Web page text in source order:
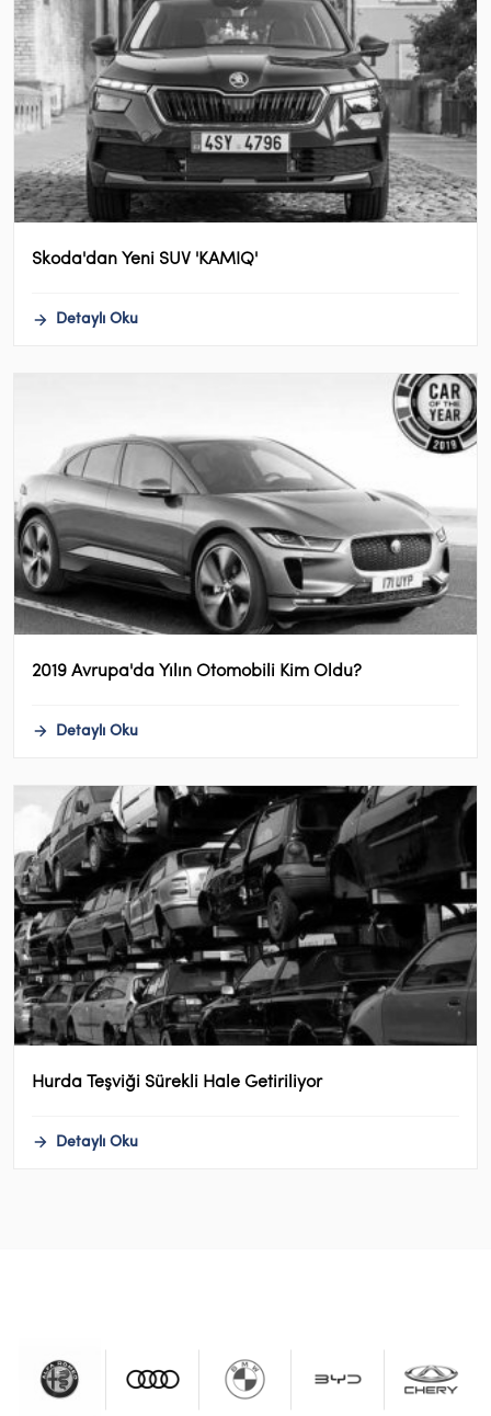
Skoda'dan Yeni SUV 'KAMIQ'
Detaylı Oku
2019 Avrupa'da Yılın Otomobili Kim Oldu?
Detaylı Oku
Hurda Teşviği Sürekli Hale Getiriliyor
Detaylı Oku